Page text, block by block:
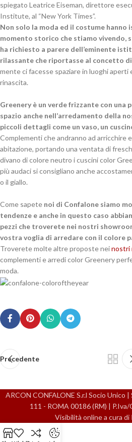
spiegato Leatrice Eiseman, direttore
Institute, al “New York Times”.
Non solo la moda ed il costume hanno
momento storico che stiamo vivendo,
ha richiesto a parere dell’eminente
rilassante che riportasse al concetto
mente ci facesse spaziare in luoghi aperti
rinascita.
Greenery è un verde frizzante con una
spazio anche nell’arredamento della
piccoli dettagli come un vaso, un
Complementi che andranno ad arricchire
abitazione, portando una ventata di
divano di colore neutro i cuscini color
più audaci si consigliano anche
o il giallo.
Come sapete noi di Confalone siamo
tendenze e anche in questo caso
pezzi che troverete nei nostri
vostra voglia di arredare con il colore
Troverete molte altre proposte neinostri
complementi e arredi color Greenery
moda.
Precedente
ARCON CONFALONE S.r.l Socio Unico |
111 - ROMA 00186 (RM) |
Visibilità online a cura di